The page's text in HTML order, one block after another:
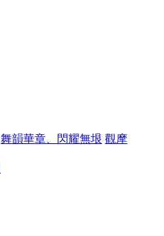
舞韻華章、閃耀無垠 觀摩